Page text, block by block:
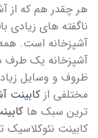
هر چقدر هم که از
ناگفته های زیادی
آشپزخانه است.
آشپزخانه یک طرف
ظروف و وسایل
مختلفی ازکابینت
ترین سبک ها
کابینت